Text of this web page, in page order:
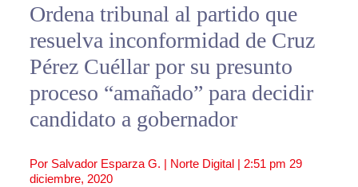
Ordena tribunal al partido que
resuelva inconformidad de Cruz
Pérez Cuéllar por su presunto
proceso “amañado” para decidir
candidato a gobernador
Por Salvador Esparza G. | Norte Digital | 2:51 pm 29
diciembre, 2020